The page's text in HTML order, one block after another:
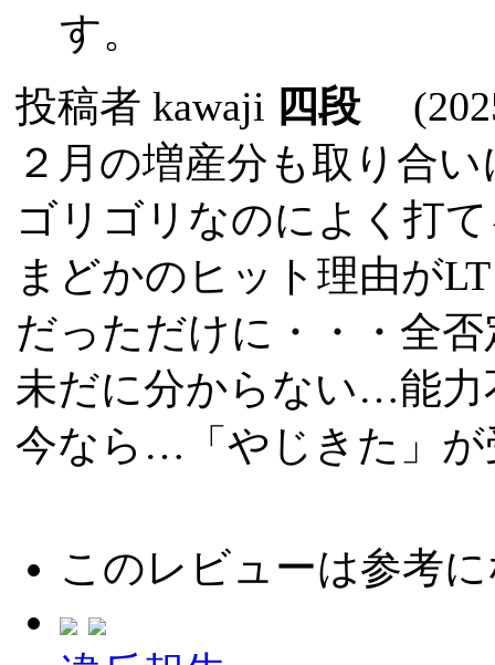
す。
投稿者 kawaji 四段
２月の増産分も取り合
ゴリゴリなのによく打
まどかのヒット理由が
だっただけに・・・全
未だに分からない…能力
今なら…「やじきた」
このレビューは参考